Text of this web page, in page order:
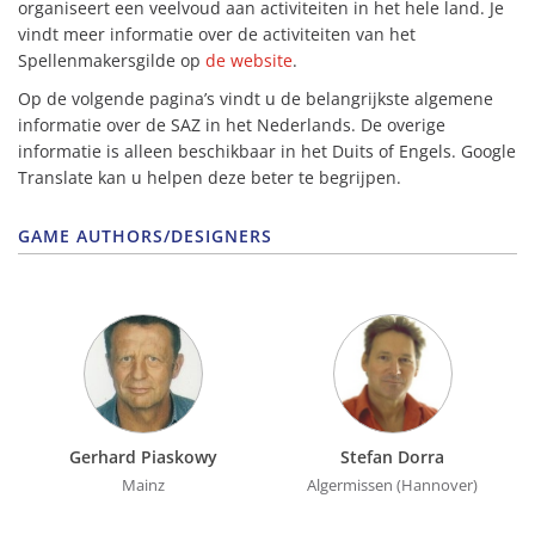
organiseert een veelvoud aan activiteiten in het hele land. Je
vindt meer informatie over de activiteiten van het
Spellenmakersgilde op de website.
Op de volgende pagina’s vindt u de belangrijkste algemene
informatie over de SAZ in het Nederlands. De overige
informatie is alleen beschikbaar in het Duits of Engels. Google
Translate kan u helpen deze beter te begrijpen.
GAME AUTHORS/DESIGNERS
Gerhard Piaskowy
Mainz
Stefan Dorra
Algermissen (Hannover)